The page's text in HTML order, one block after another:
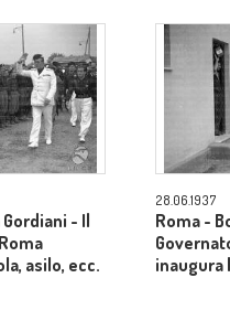
- Il
asilo, ecc.
28.06.1937
Roma -
inaugura